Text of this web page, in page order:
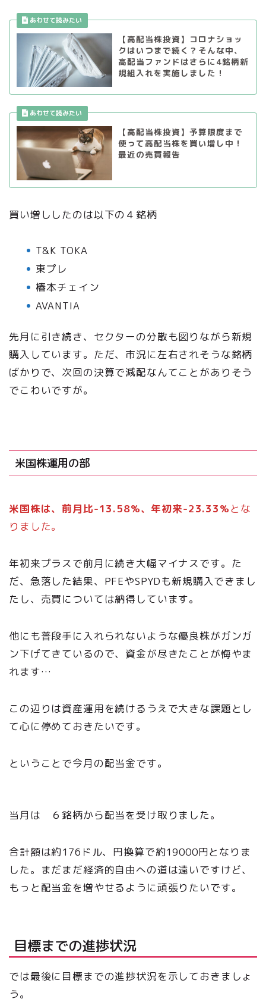
【高配当株投資】コロナショッ
クはいつまで続く？そんな中、
高配当ファンドはさらに4銘柄新
規組入れを実施しました！
【高配当株投資】予算限度まで
使って高配当株を買い増し中！
最近の売買報告
買い増ししたのは以下の４銘柄
T&K TOKA
東プレ
椿本チェイン
AVANTIA
先月に引き続き、セクターの分散も図りながら新規
購入しています。ただ、市況に左右されそうな銘柄
ばかりで、次回の決算で減配なんてことがありそう
でこわいですが。
米国株運用の部
米国株は、前月比-13.58%、年初来-23.33%とな
りました。
年初来プラスで前月に続き大幅マイナスです。た
だ、急落した結果、PFEやSPYDも新規購入できまし
たし、売買については納得しています。
他にも普段手に入れられないような優良株がガンガ
ン下げてきているので、資金が尽きたことが悔やま
れます…
この辺りは資産運用を続けるうえで大きな課題とし
て心に停めておきたいです。
ということで今月の配当金です。
当月は ６銘柄から配当を受け取りました。
合計額は約176ドル、円換算で約19000円となりま
した。まだまだ経済的自由への道は遠いですけど、
もっと配当金を増やせるように頑張りたいです。
目標までの進捗状況
では最後に目標までの進捗状況を示しておきましょ
う。